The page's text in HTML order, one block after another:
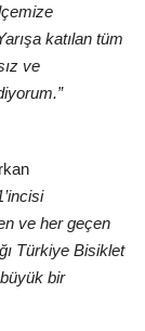
katılan tüm
ve
ve her geçen
Türkiye Bisiklet
bir